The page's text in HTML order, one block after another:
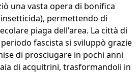
una vasta opera di bonifica
permettendo di
piaga dell'area. La città di
fascista si sviluppò grazie
di prosciugare in pochi anni
di acquitrini, trasformandoli in